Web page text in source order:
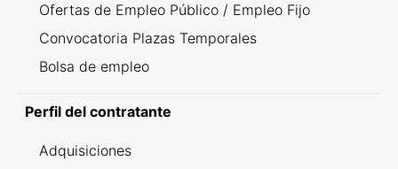
Ofertas de Empleo Público / Empleo Fijo
Convocatoria Plazas Temporales
Bolsa de empleo
Perfil del contratante
Adquisiciones